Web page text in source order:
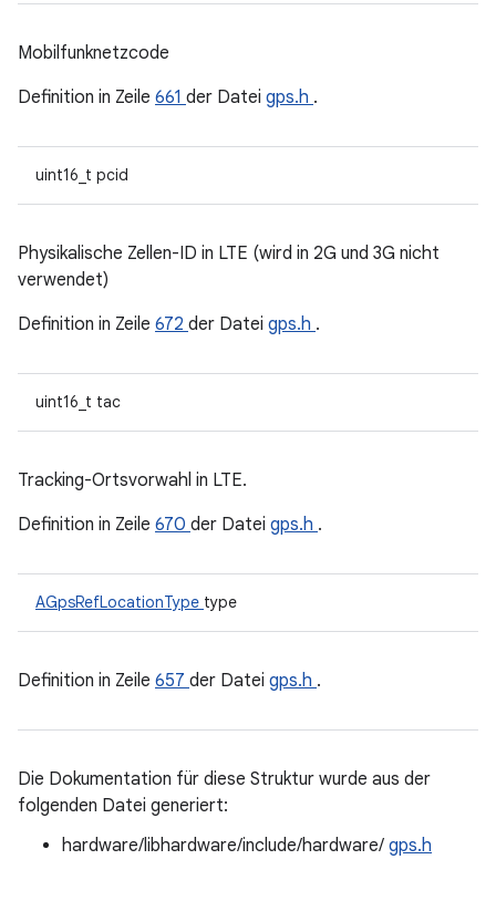
Mobilfunknetzcode
Definition in Zeile 661 der Datei gps.h .
uint16_t pcid
Physikalische Zellen-ID in LTE (wird in 2G und 3G nicht
verwendet)
Definition in Zeile 672 der Datei gps.h .
uint16_t tac
Tracking-Ortsvorwahl in LTE.
Definition in Zeile 670 der Datei gps.h .
AGpsRefLocationType type
Definition in Zeile 657 der Datei gps.h .
Die Dokumentation für diese Struktur wurde aus der
folgenden Datei generiert:
hardware/libhardware/include/hardware/ gps.h